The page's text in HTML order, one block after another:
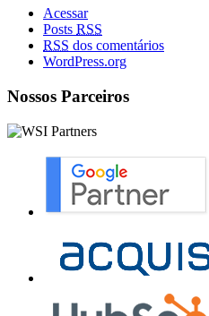
Acessar
Posts RSS
RSS dos comentários
WordPress.org
Nossos Parceiros